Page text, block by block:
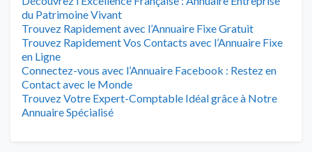
du Patrimoine Vivant
Trouvez Rapidement avec l’Annuaire Fixe Gratuit
Trouvez Rapidement Vos Contacts avec l’Annuaire Fixe
en Ligne
Connectez-vous avec l’Annuaire Facebook : Restez en
Contact avec le Monde
Trouvez Votre Expert-Comptable Idéal grâce à Notre
Annuaire Spécialisé